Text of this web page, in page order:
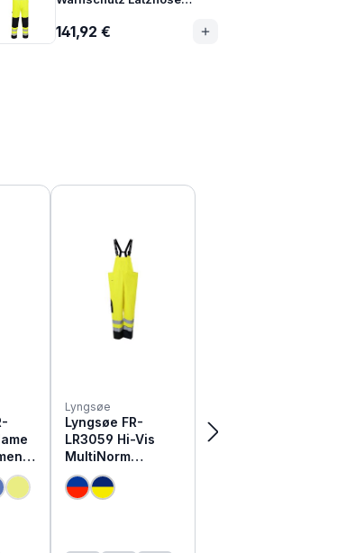
141,92 €
Option ist zurzeit nicht verfügbar.)
(Diese Option ist zurzeit nicht verfügbar.)
ist zurzeit nicht verfügbar.)
Lyngsøe
Lyngsøe FR-
LR3059 Hi-Vis
MultiNorm
Warnschutz
Regen Latzhose